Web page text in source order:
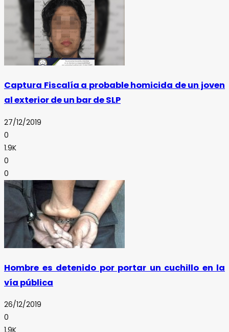
Captura Fiscalía a probable homicida de un joven
al exterior de un bar de SLP
27/12/2019
0
1.9K
0
0
Hombre es detenido por portar un cuchillo en la
vía pública
26/12/2019
0